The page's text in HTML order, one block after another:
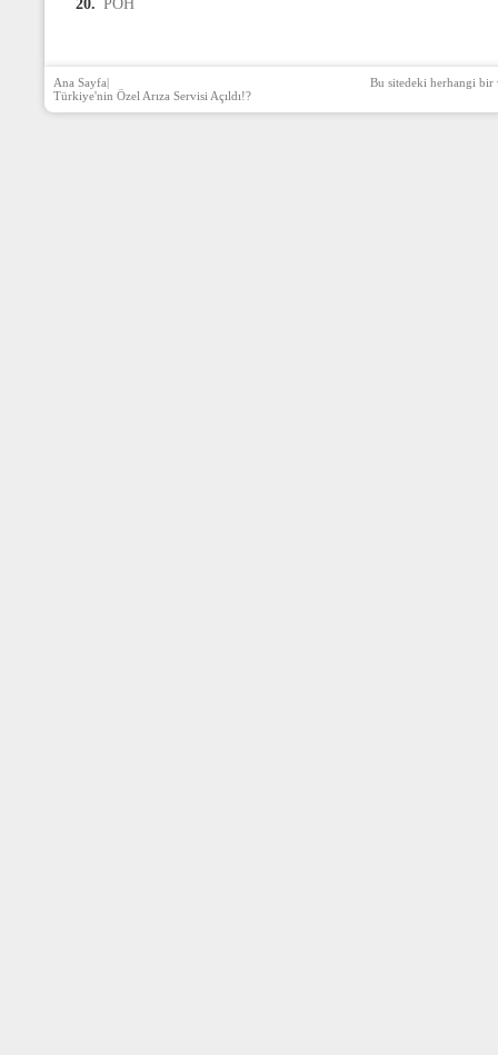
20. PÖH
Ana Sayfa|
Türkiye'nin Özel Arıza Servisi Açıldı!?
Bu sitedeki herhangi bir